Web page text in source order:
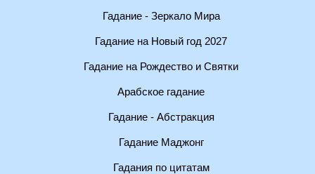
Гадание - Зеркало Мира
Гадание на Новый год 2027
Гадание на Рождество и Святки
Арабское гадание
Гадание - Абстракция
Гадание Маджонг
Гадания по цитатам